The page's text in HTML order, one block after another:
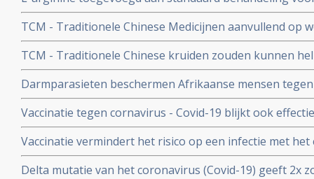
studies
ernstige ziekte door coronavirus - Covid-19 verbetert
ziekenhuisverblijf met
TCM - Traditionele Chinese Medicijnen aanvullend op
bij patienten met milde tot matige COVID-19 -
TCM - Traditionele Chinese kruiden zouden kunnen
Corona virus, zeggen Chinese onderzoekers
Darmparasieten beschermen Afrikaanse mensen
hun immuunsysteem reageert anders dan
Vaccinatie tegen cornavirus - Covid-19 blijkt ook
immuunziektes en mensen die
Vaccinatie vermindert het risico op een infectie met
immuniteit van een eerdere infectie beschermt echter
keer. Dit toont groot onderzoek aan uit Israel
Delta mutatie van het coronavirus (Covid-19) geeft 2x